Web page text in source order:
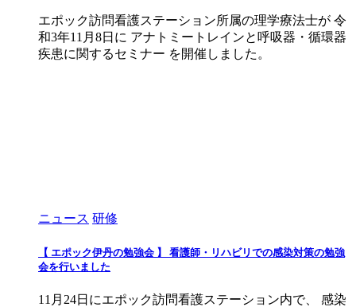
エポック訪問看護ステーション所属の理学療法士が 令
和3年11月8日に アナトミートレインと呼吸器・循環器
疾患に関するセミナー を開催しました。
ニュース 研修
【 エポック伊丹の勉強会 】 看護師・リハビリでの感染対策の勉強
会を行いました
11月24日にエポック訪問看護ステーション内で、 感染